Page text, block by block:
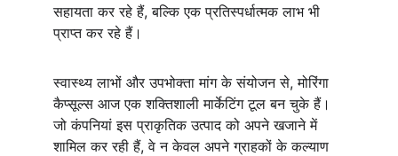
सहायता कर रहे हैं, बल्कि एक प्रतिस्पर्धात्मक लाभ भी
प्राप्त कर रहे हैं।
स्वास्थ्य लाभों और उपभोक्ता मांग के संयोजन से, मोरिंगा
कैप्सूल्स आज एक शक्तिशाली मार्केटिंग टूल बन चुके हैं।
जो कंपनियां इस प्राकृतिक उत्पाद को अपने खजाने में
शामिल कर रही हैं, वे न केवल अपने ग्राहकों के कल्याण